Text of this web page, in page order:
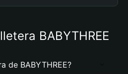
BABYTHREE
de BABYTHREE?